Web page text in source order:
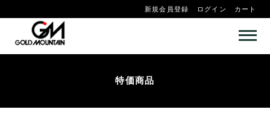
新規会員登録 ログイン カート
特価商品